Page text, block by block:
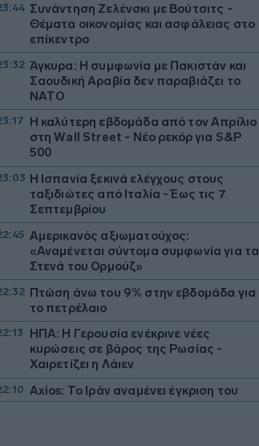
Συνάντηση Ζελένσκι με Βούτσιτς -
Θέματα οικονομίας και ασφάλειας στο
επίκεντρο
Άγκυρα: Η συμφωνία με Πακιστάν και
Σαουδική Αραβία δεν παραβιάζει το
ΝΑΤΟ
Η καλύτερη εβδομάδα από τον Απρίλιο
στη Wall Street - Νέο ρεκόρ για S&P
500
Η Ισπανία ξεκινά ελέγχους στους
ταξιδιώτες από Ιταλία - Έως τις 7
Σεπτεμβρίου
Αμερικανός αξιωματούχος:
«Αναμένεται σύντομα συμφωνία για τα
Στενά του Ορμούζ»
Πτώση άνω του 9% στην εβδομάδα για
το πετρέλαιο
ΗΠΑ: Η Γερουσία ενέκρινε νέες
κυρώσεις σε βάρος της Ρωσίας -
Χαιρετίζει η Λάιεν
Axios: Το Ιράν αναμένει έγκριση του
Συμβουλίου Ασφαλείας για τη